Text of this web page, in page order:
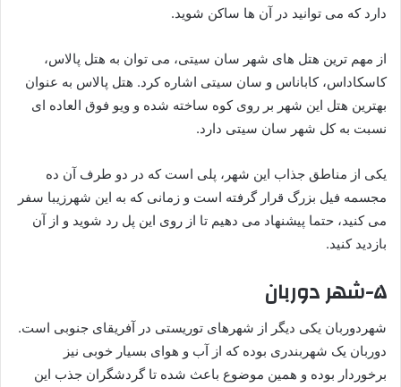
دارد که می توانید در آن ها ساکن شوید.
از مهم ترین هتل های شهر سان سیتی، می توان به هتل پالاس،
کاسکاداس، کاباناس و سان سیتی اشاره کرد. هتل پالاس به عنوان
بهترین هتل این شهر بر روی کوه ساخته شده و ویو فوق العاده ای
نسبت به کل شهر سان سیتی دارد.
یکی از مناطق جذاب این شهر، پلی است که در دو طرف آن ده
مجسمه فیل بزرگ قرار گرفته است و زمانی که به این شهرزیبا سفر
می کنید، حتما پیشنهاد می دهیم تا از روی این پل رد شوید و از آن
بازدید کنید.
۵-شهر دوربان
شهردوربان یکی دیگر از شهرهای توریستی در آفریقای جنوبی است.
دوربان یک شهربندری بوده که از آب و هوای بسیار خوبی نیز
برخوردار بوده و همین موضوع باعث شده تا گردشگران جذب این